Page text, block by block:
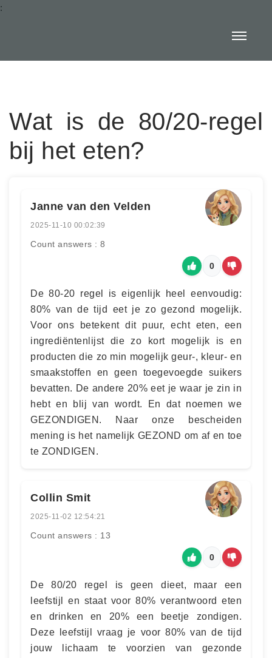
:
Wat is de 80/20-regel
bij het eten?
Janne van den Velden
2025-11-10 00:02:39
Count answers : 8
0
De 80-20 regel is eigenlijk heel eenvoudig:
80% van de tijd eet je zo gezond mogelijk.
Voor ons betekent dit puur, echt eten, een
ingrediëntenlijst die zo kort mogelijk is en
producten die zo min mogelijk geur-, kleur- en
smaakstoffen en geen toegevoegde suikers
bevatten. De andere 20% eet je waar je zin in
hebt en blij van wordt. En dat noemen we
GEZONDIGEN. Naar onze bescheiden
mening is het namelijk GEZOND om af en toe
te ZONDIGEN.
Collin Smit
2025-11-02 12:54:21
Count answers : 13
0
De 80/20 regel is geen dieet, maar een
leefstijl en staat voor 80% verantwoord eten
en drinken en 20% een beetje zondigen.
Deze leefstijl vraag je voor 80% van de tijd
jouw lichaam te voorzien van gezonde